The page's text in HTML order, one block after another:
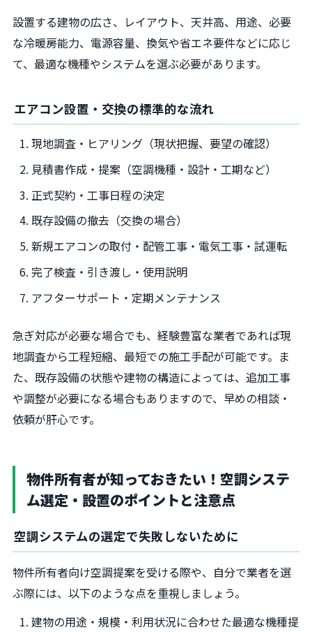
設置する建物の広さ、レイアウト、天井高、用途、必要
な冷暖房能力、電源容量、換気や省エネ要件などに応じ
て、最適な機種やシステムを選ぶ必要があります。
エアコン設置・交換の標準的な流れ
現地調査・ヒアリング（現状把握、要望の確認）
見積書作成・提案（空調機種・設計・工期など）
正式契約・工事日程の決定
既存設備の撤去（交換の場合）
新規エアコンの取付・配管工事・電気工事・試運転
完了検査・引き渡し・使用説明
アフターサポート・定期メンテナンス
急ぎ対応が必要な場合でも、経験豊富な業者であれば現
地調査から工程短縮、最短での施工手配が可能です。ま
た、既存設備の状態や建物の構造によっては、追加工事
や調整が必要になる場合もありますので、早めの相談・
依頼が肝心です。
物件所有者が知っておきたい！空調システ
ム選定・設置のポイントと注意点
空調システムの選定で失敗しないために
物件所有者向け空調提案を受ける際や、自分で業者を選
ぶ際には、以下のような点を重視しましょう。
建物の用途・規模・利用状況に合わせた最適な機種提